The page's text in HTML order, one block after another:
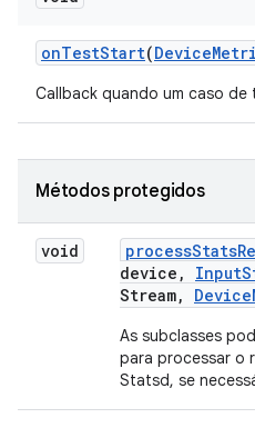
onTestStart(Device
Callback quando um caso de
Métodos protegidos
void processStats
device , Input
Stream, Device
As subclasses
para processar o
Statsd, se